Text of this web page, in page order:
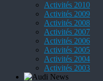
Activités 2010
Activités 2009
Activités 2008
Activités 2007
Activités 2006
Activités 2005
Activités 2004
Activités 2003